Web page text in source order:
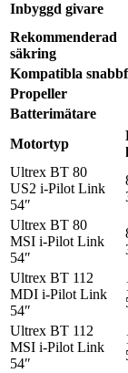
Inbyggd givare
Rekommenderad
säkring
Kompatibla
Propeller
Batterimätare
Motortyp
Ultrex BT 80
US2 i-Pilot Link
54″
Ultrex BT 80
MSI i-Pilot Link
54″
Ultrex BT 112
MDI i-Pilot Link
54″
Ultrex BT 112
MSI i-Pilot Link
54″